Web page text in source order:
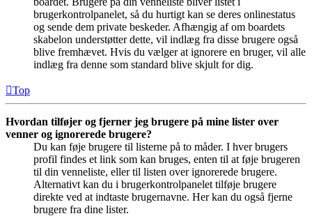
brugerkontrolpanelet, så du hurtigt kan se deres onlinestatus
og sende dem private beskeder. Afhængig af om boardets
skabelon understøtter dette, vil indlæg fra disse brugere også
blive fremhævet. Hvis du vælger at ignorere en bruger, vil alle
indlæg fra denne som standard blive skjult for dig.
Top
Hvordan tilføjer og fjerner jeg brugere på mine lister over
venner og ignorerede brugere?
Du kan føje brugere til listerne på to måder. I hver brugers
profil findes et link som kan bruges, enten til at føje brugeren
til din venneliste, eller til listen over ignorerede brugere.
Alternativt kan du i brugerkontrolpanelet tilføje brugere
direkte ved at indtaste brugernavne. Her kan du også fjerne
brugere fra dine lister.